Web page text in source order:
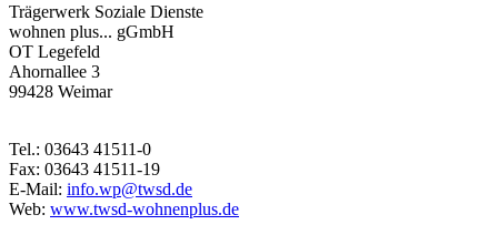
Trägerwerk Soziale Dienste
wohnen plus... gGmbH
OT Legefeld
Ahornallee 3
99428 Weimar
Tel.: 03643 41511-0
Fax: 03643 41511-19
E-Mail: info.wp@twsd.de
Web: www.twsd-wohnenplus.de